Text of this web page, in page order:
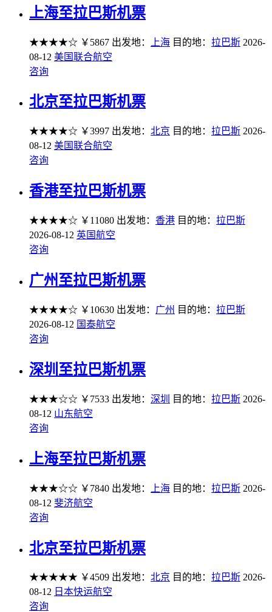
上海至拉巴斯机票
★★★★☆ ￥5867 出发地： 上海 目的地： 拉巴斯 2026-
08-12 美国联合航空
咨询
北京至拉巴斯机票
★★★★☆ ￥3997 出发地： 北京 目的地： 拉巴斯 2026-
08-12 美国联合航空
咨询
香港至拉巴斯机票
★★★★☆ ￥11080 出发地： 香港 目的地： 拉巴斯
2026-08-12 英国航空
咨询
广州至拉巴斯机票
★★★★☆ ￥10630 出发地： 广州 目的地： 拉巴斯
2026-08-12 国泰航空
咨询
深圳至拉巴斯机票
★★★☆☆ ￥7533 出发地： 深圳 目的地： 拉巴斯 2026-
08-12 山东航空
咨询
上海至拉巴斯机票
★★★☆☆ ￥7840 出发地： 上海 目的地： 拉巴斯 2026-
08-12 斐济航空
咨询
北京至拉巴斯机票
★★★★★ ￥4509 出发地： 北京 目的地： 拉巴斯 2026-
08-12 日本快运航空
咨询